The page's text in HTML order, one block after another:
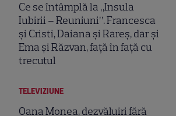
Ce se întâmplă la „Insula
Iubirii – Reuniuni”. Francesca
și Cristi, Daiana și Rareș, dar și
Ema și Răzvan, față în față cu
trecutul
TELEVIZIUNE
Oana Monea, dezvăluiri fără